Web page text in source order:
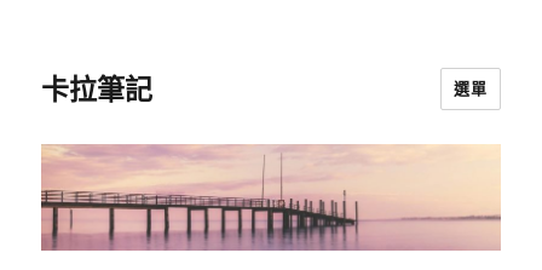
卡拉筆記 選單